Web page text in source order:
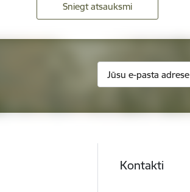
Sniegt atsauksmi
Kontakti